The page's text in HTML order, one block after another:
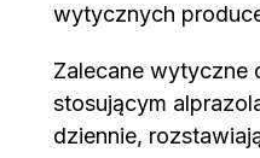
wytycznych
Zalecane wytyczne
stosującym
dziennie,